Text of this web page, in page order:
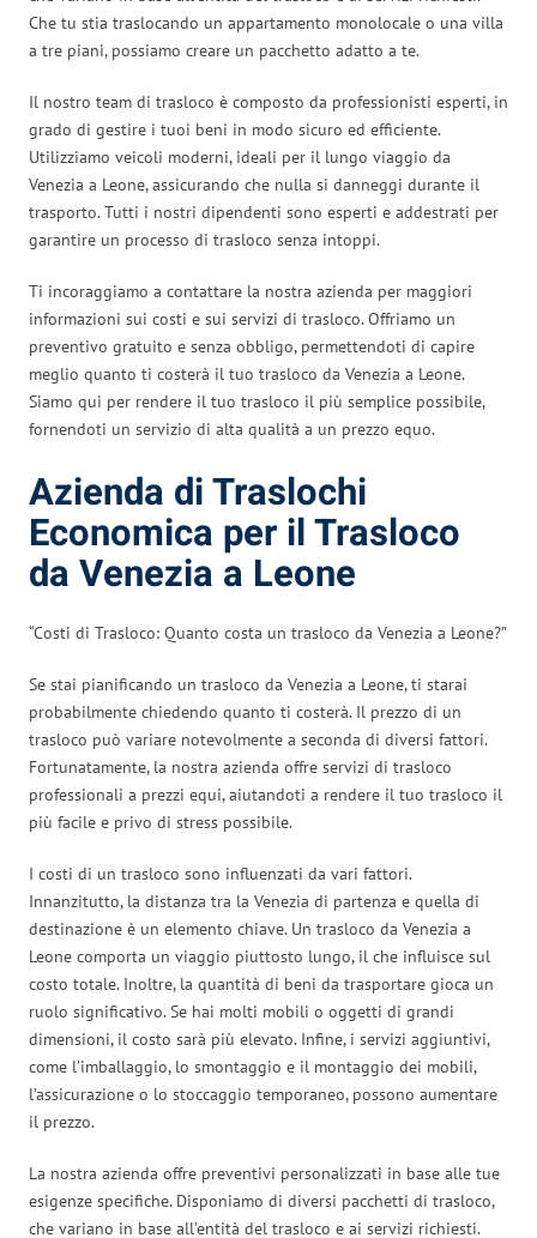
Che tu stia traslocando un appartamento monolocale o una villa
a tre piani, possiamo creare un pacchetto adatto a te.
Il nostro team di trasloco è composto da professionisti esperti, in
grado di gestire i tuoi beni in modo sicuro ed efficiente.
Utilizziamo veicoli moderni, ideali per il lungo viaggio da
Venezia a Leone, assicurando che nulla si danneggi durante il
trasporto. Tutti i nostri dipendenti sono esperti e addestrati per
garantire un processo di trasloco senza intoppi.
Ti incoraggiamo a contattare la nostra azienda per maggiori
informazioni sui costi e sui servizi di trasloco. Offriamo un
preventivo gratuito e senza obbligo, permettendoti di capire
meglio quanto ti costerà il tuo trasloco da Venezia a Leone.
Siamo qui per rendere il tuo trasloco il più semplice possibile,
fornendoti un servizio di alta qualità a un prezzo equo.
Azienda di Traslochi
Economica per il Trasloco
da Venezia a Leone
“Costi di Trasloco: Quanto costa un trasloco da Venezia a Leone?”
Se stai pianificando un trasloco da Venezia a Leone, ti starai
probabilmente chiedendo quanto ti costerà. Il prezzo di un
trasloco può variare notevolmente a seconda di diversi fattori.
Fortunatamente, la nostra azienda offre servizi di trasloco
professionali a prezzi equi, aiutandoti a rendere il tuo trasloco il
più facile e privo di stress possibile.
I costi di un trasloco sono influenzati da vari fattori.
Innanzitutto, la distanza tra la Venezia di partenza e quella di
destinazione è un elemento chiave. Un trasloco da Venezia a
Leone comporta un viaggio piuttosto lungo, il che influisce sul
costo totale. Inoltre, la quantità di beni da trasportare gioca un
ruolo significativo. Se hai molti mobili o oggetti di grandi
dimensioni, il costo sarà più elevato. Infine, i servizi aggiuntivi,
come l’imballaggio, lo smontaggio e il montaggio dei mobili,
l’assicurazione o lo stoccaggio temporaneo, possono aumentare
il prezzo.
La nostra azienda offre preventivi personalizzati in base alle tue
esigenze specifiche. Disponiamo di diversi pacchetti di trasloco,
che variano in base all’entità del trasloco e ai servizi richiesti.